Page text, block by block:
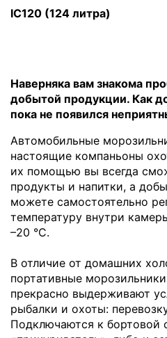
IC120 (124 литра)
Наверняка вам знакома
добытой продукции. Как
пока не появился
Автомобильные
настоящие компаньоны
их помощью вы всегда
продукты и напитки, а
можете самостоятельно
температуру внутри
–20 °С.
В отличие от домашних
портативные
прекрасно выдерживают
рыбалки и охоты:
Подключаются к бортовой